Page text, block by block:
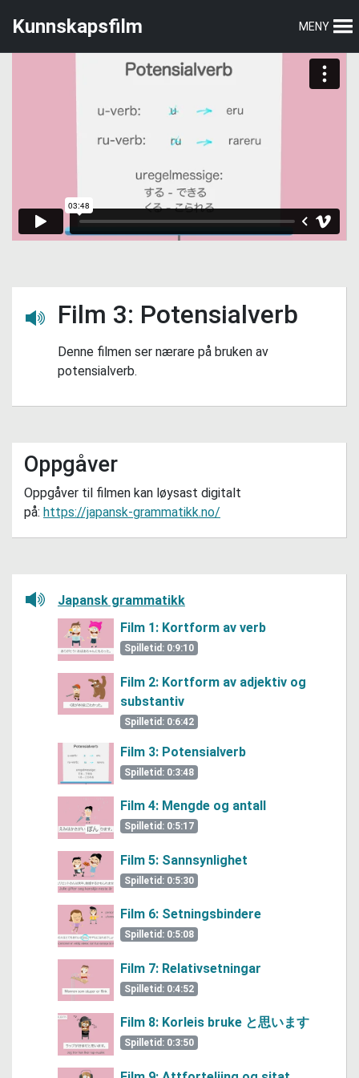
til
til
Kunnskapsfilm MENY
Film 3: Potensialverb
Denne filmen ser nærare på bruken av
potensialverb.
Lytt her
Oppgåver
Oppgåver til filmen kan løysast digitalt
på: https://japansk-grammatikk.no/
Japansk grammatikk
Film 1: Kortform av verb
Spilletid: 0:9:10
Film 2: Kortform av adjektiv og
substantiv
Spilletid: 0:6:42
Film 3: Potensialverb
Spilletid: 0:3:48
Film 4: Mengde og antall
Spilletid: 0:5:17
Film 5: Sannsynlighet
Spilletid: 0:5:30
Film 6: Setningsbindere
Spilletid: 0:5:08
Film 7: Relativsetningar
Spilletid: 0:4:52
Film 8: Korleis bruke と思います
Spilletid: 0:3:50
Lytt her